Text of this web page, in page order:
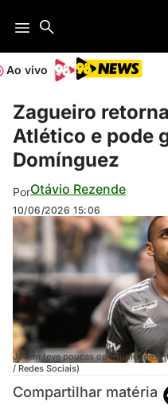
Ao vivo
Zagueiro
Atlético e pode
Domínguez
PorOtávio Rezende
10/06/2026 15:06
Jovem teve poucas oportunidades
/ Redes Sociais)
Compartilhar matéria